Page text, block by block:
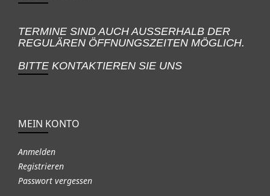
TERMINE SIND AUCH AUSSERHALB DER
REGULÄREN ÖFFNUNGSZEITEN MÖGLICH.
BITTE KONTAKTIEREN SIE UNS
MEIN KONTO
Anmelden
Registrieren
Passwort vergessen